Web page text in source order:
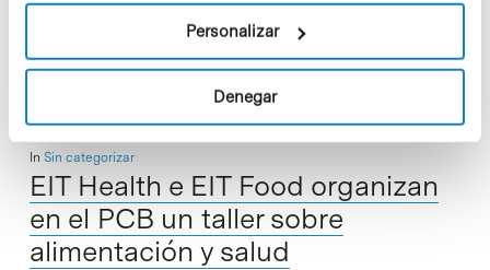
Personalizar
Denegar
In Sin categorizar
EIT Health e EIT Food organizan
en el PCB un taller sobre
alimentación y salud